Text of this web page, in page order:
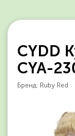
CYDD
CYA-
Бренд: Ruby Red